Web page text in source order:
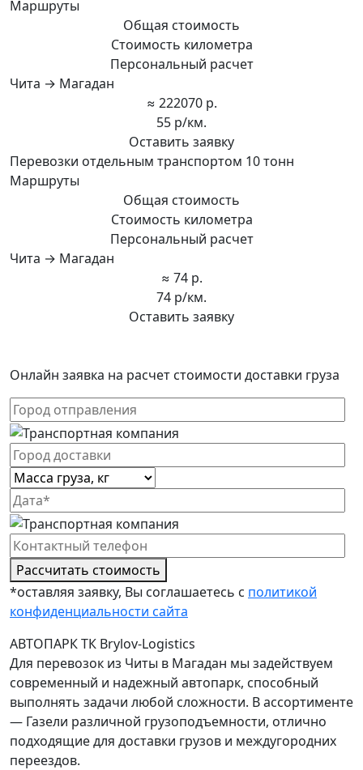
Маршруты
Общая стоимость
Стоимость километра
Персональный расчет
Чита → Магадан
≈ 222070 р.
55 р/км.
Оставить заявку
Перевозки отдельным транспортом 10 тонн
Маршруты
Общая стоимость
Стоимость километра
Персональный расчет
Чита → Магадан
≈ 74 р.
74 р/км.
Оставить заявку
Онлайн заявка на расчет стоимости доставки груза
Рассчитать стоимость
*оставляя заявку, Вы соглашаетесь с политикой
конфиденциальности сайта
АВТОПАРК ТК Brylov-Logistics
Для перевозок из Читы в Магадан мы задействуем
современный и надежный автопарк, способный
выполнять задачи любой сложности. В ассортименте
— Газели различной грузоподъемности, отлично
подходящие для доставки грузов и междугородних
переездов.